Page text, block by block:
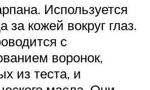
Используется
за кожей вокруг глаз.
с
воронок,
из теста, и